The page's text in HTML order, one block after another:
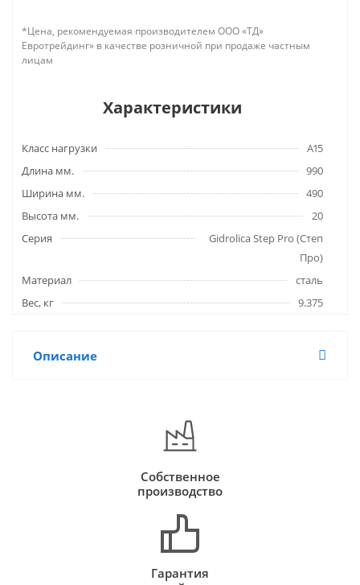
*Цена, рекомендуемая производителем ООО «ТД»
Евротрейдинг» в качестве розничной при продаже частным
лицам
Характеристики
Класс нагрузки
A15
Длина мм.
990
Ширина мм.
490
Высота мм.
20
Серия
Gidrolica Step Pro (Степ
Про)
Материал
сталь
Вес, кг
9.375
Описание
Собственное
производство
Гарантия